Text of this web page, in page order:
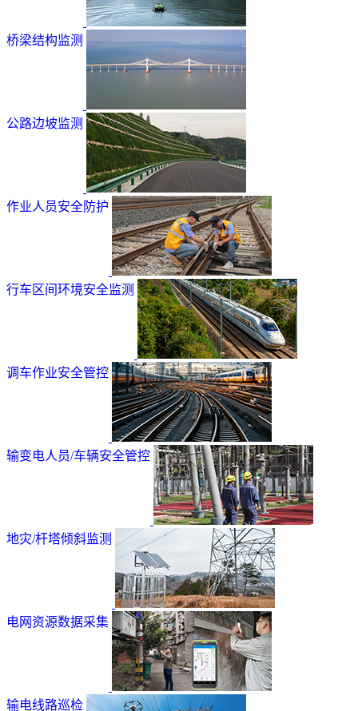
桥梁结构监测
公路边坡监测
作业人员安全防护
行车区间环境安全监测
调车作业安全管控
输变电人员/车辆安全管控
地灾/杆塔倾斜监测
电网资源数据采集
输电线路巡检